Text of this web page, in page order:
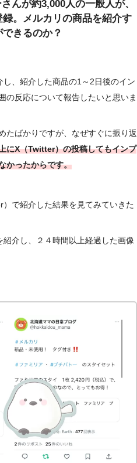
んが約3,000人の一般人が、
。メルカリの商品を紹介す
きるのか？
、紹介した商品の1～2日後のイン
の反応について報告したいと思いま
たばかりですが、なぜすぐに振り返
にX（Twitter）の投稿してもインプ
かったからです。
で紹介した結果を見てみていきた
介し、２４時間以上経過した画像